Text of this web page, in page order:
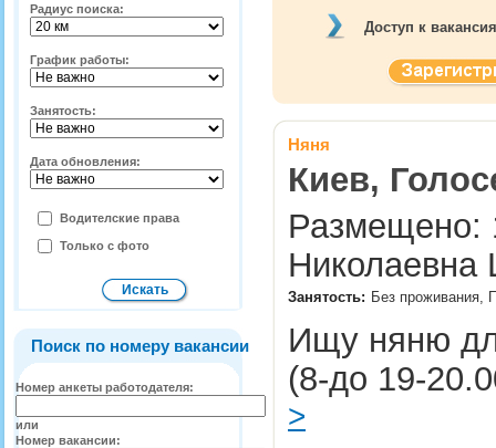
Радиус поиска:
График работы:
Занятость:
Дата обновления:
Водителские права
Только с фото
Поиск по номеру вакансии
Номер анкеты работодателя:
или
Номер вакансии:
Доступ к
Няня
Киев,
Размещено:
Николаевна
Занятость: Без проживания,
Ищу няню
(8-до 19-
>